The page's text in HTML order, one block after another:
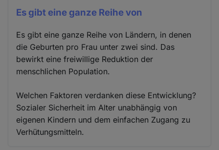
Es gibt eine ganze Reihe von
Es gibt eine ganze Reihe von Ländern, in denen
die Geburten pro Frau unter zwei sind. Das
bewirkt eine freiwillige Reduktion der
menschlichen Population.
Welchen Faktoren verdanken diese Entwicklung?
Sozialer Sicherheit im Alter unabhängig von
eigenen Kindern und dem einfachen Zugang zu
Verhütungsmitteln.